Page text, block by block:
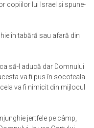
copiilor lui Israel şi spune-
în tabără sau afară din
să-l aducă dar Domnului
va fi pus în socoteala
va fi nimicit din mijlocul
jertfele pe câmp,